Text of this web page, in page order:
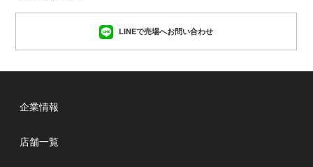
LINEで売場へお問い合わせ
企業情報
店舗一覧